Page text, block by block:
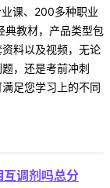
课、200多种职业
典教材，产品类型包
料以及视频，无论
，还是考前冲刺
足您学习上的不同
调剂吗总分